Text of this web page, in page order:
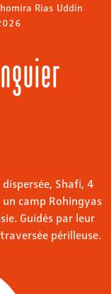
Rias Uddin
Shafi, 4
camp Rohingyas
Guidés par leur
périlleuse.